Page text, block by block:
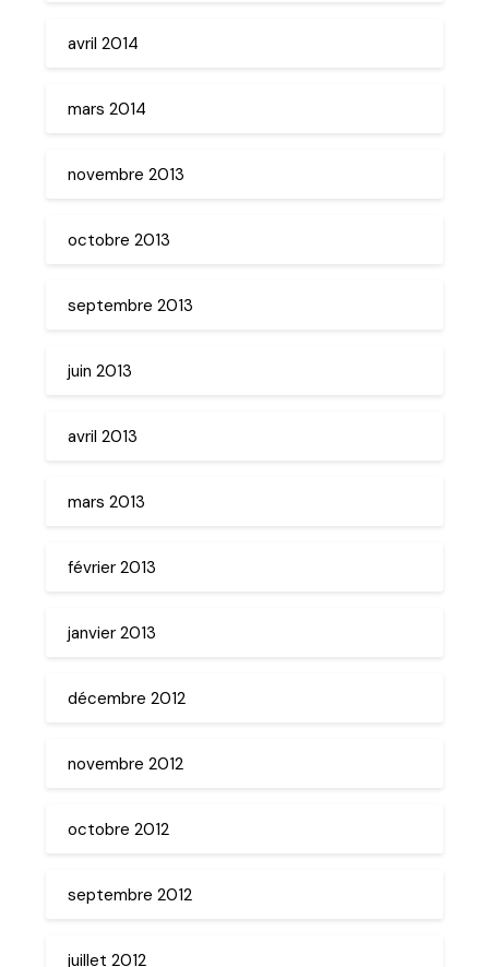
avril 2014
mars 2014
novembre 2013
octobre 2013
septembre 2013
juin 2013
avril 2013
mars 2013
février 2013
janvier 2013
décembre 2012
novembre 2012
octobre 2012
septembre 2012
juillet 2012